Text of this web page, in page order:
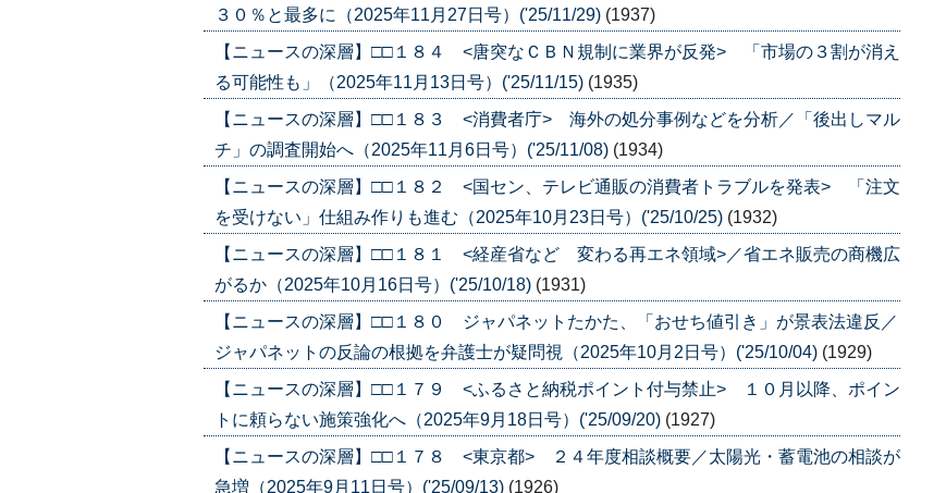
３０％と最多に（2025年11月27日号）('25/11/29) (1937)
【ニュースの深層】□□１８４ <唐突なＣＢＮ規制に業界が反発> 「市場の３割が消え
る可能性も」（2025年11月13日号）('25/11/15) (1935)
【ニュースの深層】□□１８３ <消費者庁> 海外の処分事例などを分析／「後出しマル
チ」の調査開始へ（2025年11月6日号）('25/11/08) (1934)
【ニュースの深層】□□１８２ <国セン、テレビ通販の消費者トラブルを発表> 「注文
を受けない」仕組み作りも進む（2025年10月23日号）('25/10/25) (1932)
【ニュースの深層】□□１８１ <経産省など 変わる再エネ領域>／省エネ販売の商機広
がるか（2025年10月16日号）('25/10/18) (1931)
【ニュースの深層】□□１８０ ジャパネットたかた、「おせち値引き」が景表法違反／
ジャパネットの反論の根拠を弁護士が疑問視（2025年10月2日号）('25/10/04) (1929)
【ニュースの深層】□□１７９ <ふるさと納税ポイント付与禁止> １０月以降、ポイン
トに頼らない施策強化へ（2025年9月18日号）('25/09/20) (1927)
【ニュースの深層】□□１７８ <東京都> ２４年度相談概要／太陽光・蓄電池の相談が
急増（2025年9月11日号）('25/09/13) (1926)